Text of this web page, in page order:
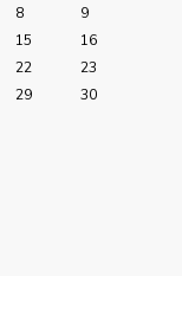
8
9
15
16
22
23
29
30